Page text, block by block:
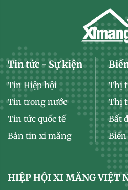
Tin tức - Sự kiện
Tin Hiệp hội
Tin trong nước
Tin tức quốc tế
Bản tin xi măng
Thị
Thị
Bất
HIỆP HỘI XI MĂNG VIỆT